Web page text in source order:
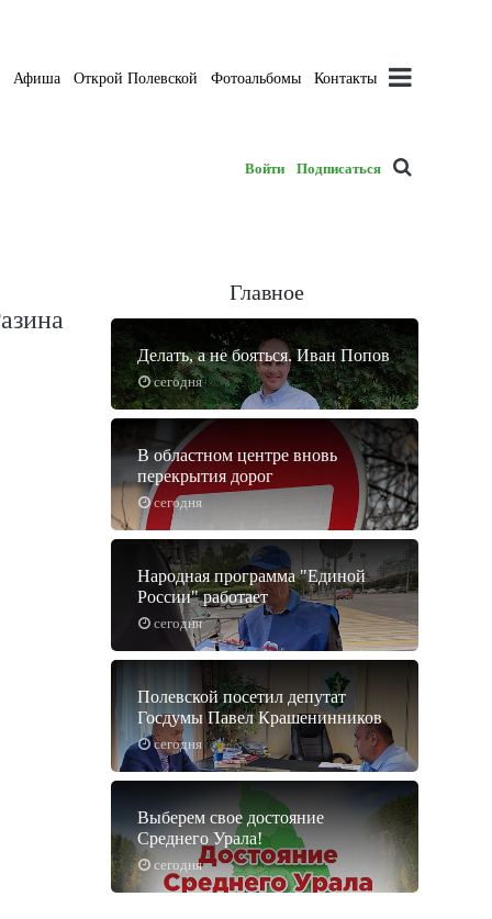
Афиша Открой Полевской Фотоальбомы Контакты
Войти Подписаться
Главное
сегодня
Делать, а не бояться. Иван Попов
сегодня
В областном центре вновь
перекрытия дорог
сегодня
Народная программа "Единой
России" работает
сегодня
Полевской посетил депутат
Госдумы Павел Крашенинников
сегодня
Выберем свое достояние
Среднего Урала!